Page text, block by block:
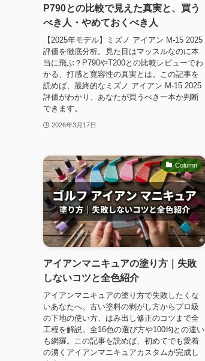
P790との比較で見えた真実と、買う
べき人・やめておくべき人
【2025年モデル】ミズノ アイアン M-15 2025
評価を徹底分析。見た目はマッスルなのに本
当に飛ぶ？P790やT200との比較レビューでわ
かる、打感と寛容性の真実とは。この記事を
読めば、最終的なミズノ アイアン M-15 2025
評価がわかり、あなたが買うべき一本か判断
できます。
2026年3月17日
Column
アイアンマニキュアの塗り方｜失敗
しないコツと全色紹介
アイアンマニキュアの塗り方で失敗したくな
いあなたへ。古い塗料の剥がし方からプロ級
の下地の使い方、はみ出し修正のコツまで全
工程を解説。全16色の選び方や100均との違い
も網羅。この記事を読めば、初めてでも愛着
の湧くアイアンマニキュアカスタムが完成し